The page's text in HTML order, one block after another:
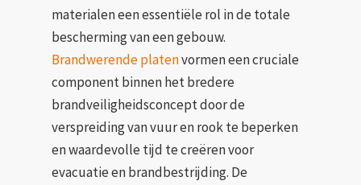
materialen een essentiële rol in de totale
bescherming van een gebouw.
Brandwerende platenvormen een cruciale
component binnen het bredere
brandveiligheidsconcept door de
verspreiding van vuur en rook te beperken
en waardevolle tijd te creëren voor
evacuatie en brandbestrijding. De